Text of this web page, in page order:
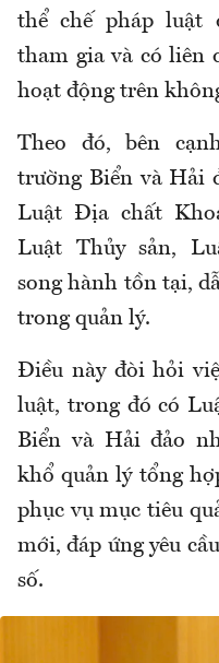
thể chế pháp luật
tham gia và có liên
hoạt động trên
Theo đó, bên
trường Biển và Hải
Luật Địa chất
Luật Thủy sản,
song hành tồn tại,
trong quản lý.
Điều này đòi hỏi
luật, trong đó có
Biển và Hải đảo
khổ quản lý tổng
phục vụ mục tiêu
mới, đáp ứng yêu
số.